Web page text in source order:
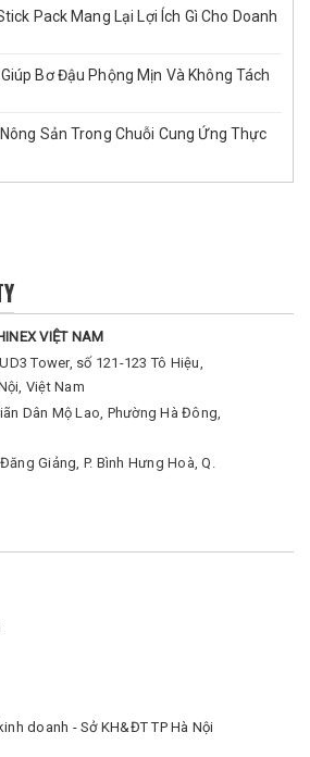
Pack Mang Lại Lợi Ích Gì Cho Doanh
Bơ Đậu Phộng Mịn Và Không Tách
Sản Trong Chuỗi Cung Ứng Thực
VIỆT NAM
Tower, số 121-123 Tô Hiệu,
Việt Nam
Dân Mộ Lao, Phường Hà Đông,
Giảng, P. Bình Hưng Hoà, Q.
doanh - Sở KH&ĐT TP Hà Nội